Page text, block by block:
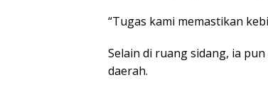
“Tugas kami memastikan
Selain di ruang sidang, ia
daerah.